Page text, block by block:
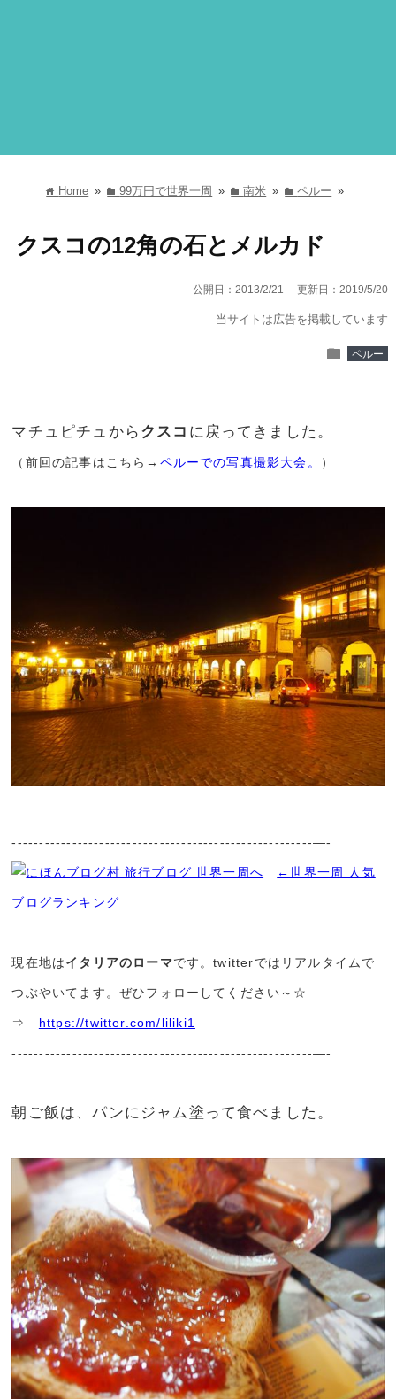
home Home » folder99万円で世界一周 » folder 南米 » folderペルー »
クスコの12角の石とメルカド
公開日：2013/2/21 更新日：2019/5/20
当サイトは広告を掲載しています
folder ペルー
マチュピチュから クスコ に戻ってきました。
（前回の記事はこちら→ ペルーでの写真撮影大会。 ）
-------------------------------------------------------—-
←世界一周 人気
ブログランキング
現在地は イタリアのローマです。twitterではリアルタイムで
つぶやいてます。ぜひフォローしてください～☆
⇒ https://twitter.com/liliki1
-------------------------------------------------------—-
朝ご飯は、パンにジャム塗って食べました。